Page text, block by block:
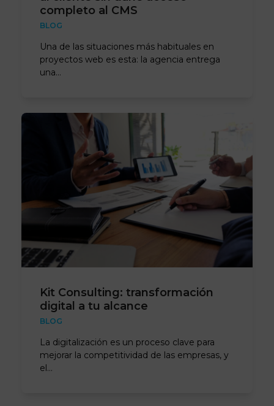
completo al CMS
BLOG
Una de las situaciones más habituales en
proyectos web es esta: la agencia entrega
una…
Kit Consulting: transformación
digital a tu alcance
BLOG
La digitalización es un proceso clave para
mejorar la competitividad de las empresas, y
el…